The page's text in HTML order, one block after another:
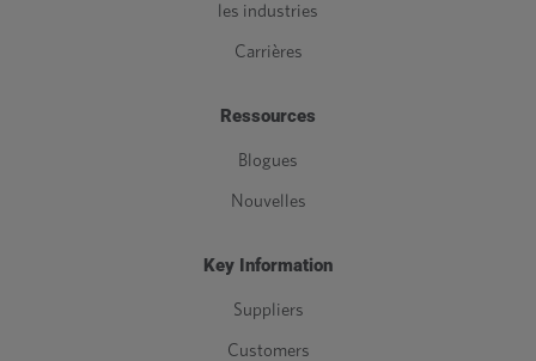
les industries
Carrières
Ressources
Blogues
Nouvelles
Key Information
Suppliers
Customers